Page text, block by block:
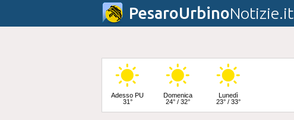
PesaroUrbinoNotizie.it
Adesso PU
31°
Domenica
24° / 32°
Lunedì
23° / 33°